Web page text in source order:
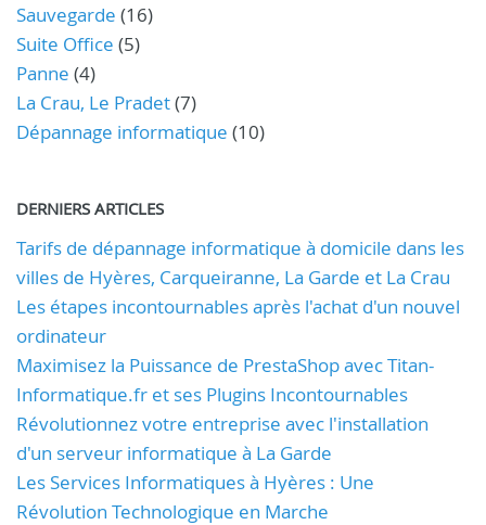
Sauvegarde (16)
Suite Office (5)
Panne (4)
La Crau, Le Pradet(7)
Dépannage informatique (10)
DERNIERS ARTICLES
Tarifs de dépannage informatique à domicile dans les
villes de Hyères, Carqueiranne, La Garde et La Crau
Les étapes incontournables après l'achat d'un nouvel
ordinateur
Maximisez la Puissance de PrestaShop avec Titan-
Informatique.fr et ses Plugins Incontournables
Révolutionnez votre entreprise avec l'installation
d'un serveur informatique à La Garde
Les Services Informatiques à Hyères : Une
Révolution Technologique en Marche